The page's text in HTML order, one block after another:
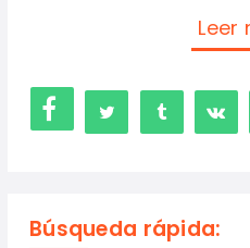
Leer
Búsqueda rápida: